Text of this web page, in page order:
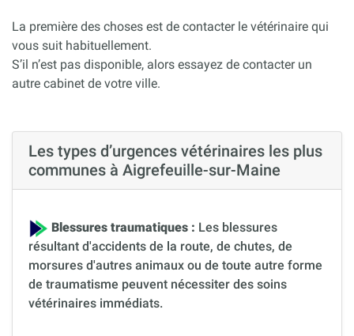
La première des choses est de contacter le vétérinaire qui
vous suit habituellement.
S’il n’est pas disponible, alors essayez de contacter un
autre cabinet de votre ville.
Les types d’urgences vétérinaires les plus
communes à Aigrefeuille-sur-Maine
Blessures traumatiques : Les blessures
résultant d'accidents de la route, de chutes, de
morsures d'autres animaux ou de toute autre forme
de traumatisme peuvent nécessiter des soins
vétérinaires immédiats.